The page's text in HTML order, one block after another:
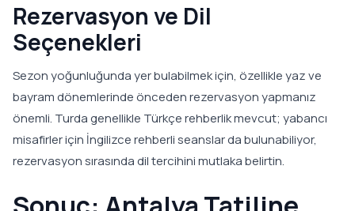
Rezervasyon ve Dil
Seçenekleri
Sezon yoğunluğunda yer bulabilmek için, özellikle yaz ve
bayram dönemlerinde önceden rezervasyon yapmanız
önemli. Turda genellikle Türkçe rehberlik mevcut; yabancı
misafirler için İngilizce rehberli seanslar da bulunabiliyor,
rezervasyon sırasında dil tercihini mutlaka belirtin.